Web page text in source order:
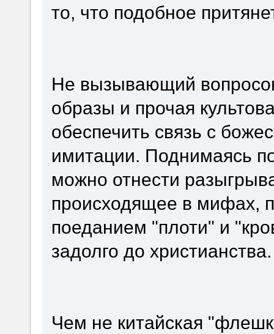
то, что подобное
Не вызывающий
образы и прочая
обеспечить связь с
имитации. Поднимаясь
можно отнести
происходящее в мифах,
поеданием "плоти" и
задолго до христианства.
Чем не китайская